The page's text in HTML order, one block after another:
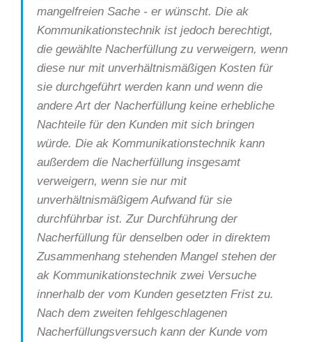
mangelfreien Sache - er wünscht. Die ak
Kommunikationstechnik ist jedoch berechtigt,
die gewählte Nacherfüllung zu verweigern, wenn
diese nur mit unverhältnismäßigen Kosten für
sie durchgeführt werden kann und wenn die
andere Art der Nacherfüllung keine erhebliche
Nachteile für den Kunden mit sich bringen
würde. Die ak Kommunikationstechnik kann
außerdem die Nacherfüllung insgesamt
verweigern, wenn sie nur mit
unverhältnismäßigem Aufwand für sie
durchführbar ist. Zur Durchführung der
Nacherfüllung für denselben oder in direktem
Zusammenhang stehenden Mangel stehen der
ak Kommunikationstechnik zwei Versuche
innerhalb der vom Kunden gesetzten Frist zu.
Nach dem zweiten fehlgeschlagenen
Nacherfüllungsversuch kann der Kunde vom